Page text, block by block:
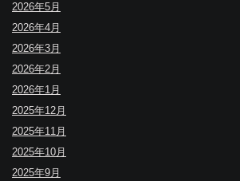
2026年5月
2026年4月
2026年3月
2026年2月
2026年1月
2025年12月
2025年11月
2025年10月
2025年9月